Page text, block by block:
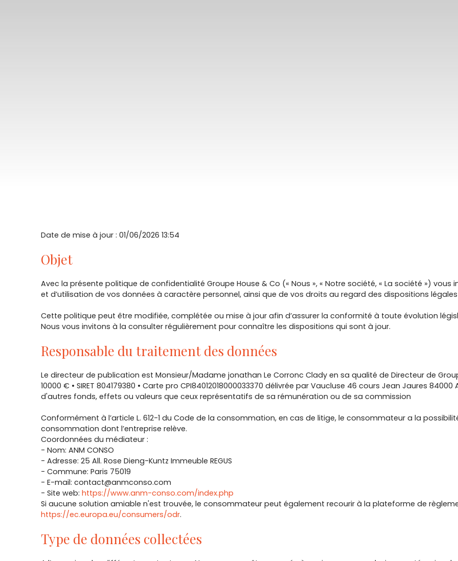
Date de mise à jour : 01/06/2026 13:54
Objet
Avec la présente politique de confidentialité Groupe House & Co (« Nous », « Notre société, « La société »)
et d’utilisation de vos données à caractère personnel, ainsi que de vos droits au regard des dispositions
Cette politique peut être modifiée, complétée ou mise à jour afin d’assurer la conformité à toute évolution
Nous vous invitons à la consulter régulièrement pour connaître les dispositions qui sont à jour.
Responsable du traitement des données
Le directeur de publication est Monsieur/Madame jonathan Le Corronc Clady en sa qualité de Directeur de
10000 € • SIRET 804179380 • Carte pro CPI84012018000033370 délivrée par Vaucluse 46 cours Jean Jaures
d'autres fonds, effets ou valeurs que ceux représentatifs de sa rémunération ou de sa commission
Conformément à l’article L. 612-1 du Code de la consommation, en cas de litige, le consommateur a la
consommation dont l’entreprise relève.
Coordonnées du médiateur :
- Nom: ANM CONSO
- Adresse: 25 All. Rose Dieng-Kuntz Immeuble REGUS
- Commune: Paris 75019
- E-mail: contact@anmconso.com
- Site web: https://www.anm-conso.com/index.php
Si aucune solution amiable n'est trouvée, le consommateur peut également recourir à la plateforme de
https://ec.europa.eu/consumers/odr.
Type de données collectées